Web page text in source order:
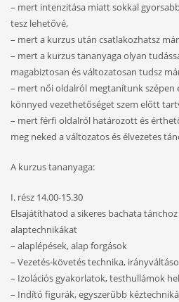
– mert intenzitása miatt sokkal
tesz lehetővé,
– mert a kurzus után csatlakozhatsz
– mert a kurzus tananyaga olyan
magabiztosan és változatosan tudsz
– mert női oldalról megtanítunk szépen
könnyed vezethetőséget szem előtt
– mert férfi oldalról határozott és
meg neked a változatos és élvezetes
A kurzus tananyaga:
I. rész 14.00-15.30
Elsajátíthatod a sikeres bachata
alaptechnikákat
– alaplépések, alap forgások
– Vezetés-követés technika,
– Izolációs gyakorlatok, testhullámok
– Indító figurák, egyszerűbb